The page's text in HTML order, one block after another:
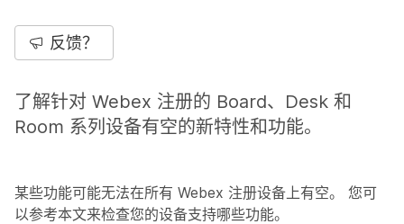
反馈？
了解针对 Webex 注册的 Board、Desk 和
Room 系列设备有空的新特性和功能。
某些功能可能无法在所有 Webex 注册设备上有空。 您可
以参考本文来检查您的设备支持哪些功能。